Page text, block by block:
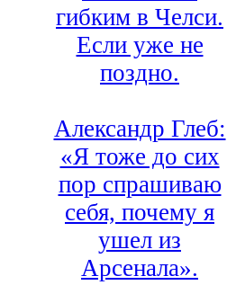
гибким в Челси.
Если уже не
поздно.
Александр Глеб:
«Я тоже до сих
пор спрашиваю
себя, почему я
ушел из
Арсенала».